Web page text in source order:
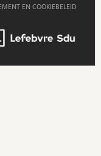
EN COOKIEBELEID